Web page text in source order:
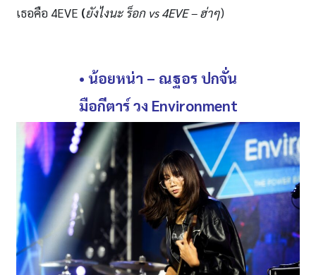
เธอคือ 4EVE (ยังไงนะร็อก vs 4EVE – ฮ่าๆ)
• น้อยหน่า – ณฐอร ปกจั่น
มือกีตาร์ วง Environment